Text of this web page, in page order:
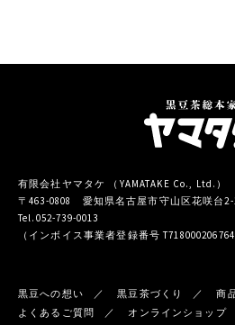
有限会社ヤマタケ （YAMATAKE Co., Ltd.）
〒463-0808 愛知県名古屋市守山区花咲台2-
Tel.052-739-0013
（インボイス事業者登録番号
黒豆への想い 黒豆茶づくり 商
よくあるご質問
オンラインショップ